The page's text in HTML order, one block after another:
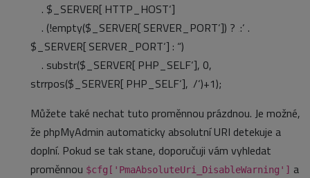
. $_SERVER[‚HTTP_HOST‘]
. (!empty($_SERVER[‚SERVER_PORT‘]) ? ‚:‘ .
$_SERVER[‚SERVER_PORT‘] : “)
. substr($_SERVER[‚PHP_SELF‘], 0,
strrpos($_SERVER[‚PHP_SELF‘], ‚/‘)+1);
Můžete také nechat tuto proměnnou prázdnou. Je možné,
že phpMyAdmin automaticky absolutní URI detekuje a
doplní. Pokud se tak stane, doporučuji vám vyhledat
proměnnou $cfg['PmaAbsoluteUri_DisableWarning'] a